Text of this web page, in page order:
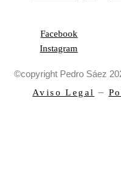
Facebook
Instagram
©copyright Pedro Sáez
Aviso Legal –